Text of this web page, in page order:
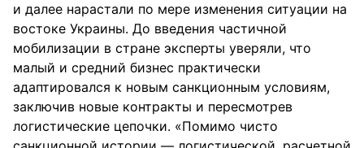
и далее нарастали по мере изменения ситуации на
востоке Украины. До введения частичной
мобилизации в стране эксперты уверяли, что
малый и средний бизнес практически
адаптировался к новым санкционным условиям,
заключив новые контракты и пересмотрев
логистические цепочки. «Помимо чисто